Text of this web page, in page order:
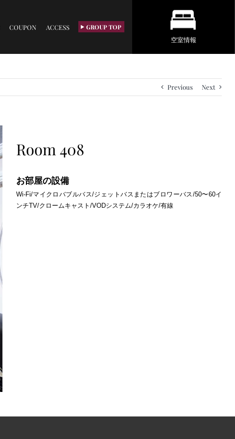
GROUP TOP
空室情報
COUPON ACCESS
Previous Next
Room 408
お部屋の設備
Wi-Fi/マイクロバブルバス/ジェットバスまたはブロワーバス/50〜60イ
ンチTV/クロームキャスト/VODシステム/カラオケ/有線